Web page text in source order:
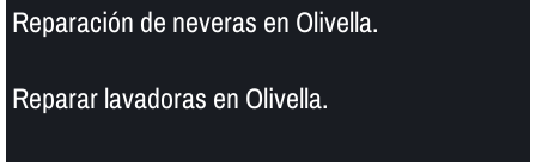
Reparación de neveras en Olivella.
Reparar lavadoras en Olivella.